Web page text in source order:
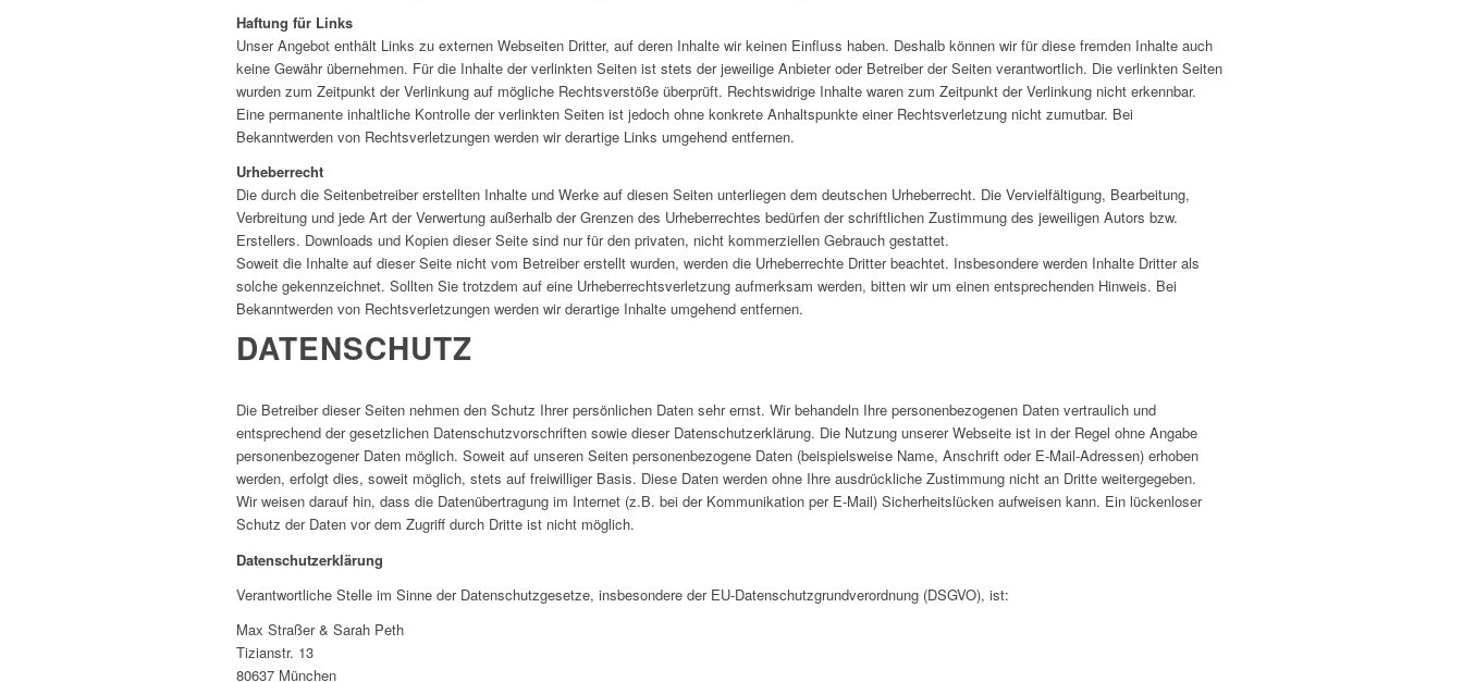
Haftung für Links
Unser Angebot enthält Links zu externen Webseiten Dritter, auf deren Inhalte wir keinen Einfluss haben. Deshalb können wir für diese fremden Inhalte auch
keine Gewähr übernehmen. Für die Inhalte der verlinkten Seiten ist stets der jeweilige Anbieter oder Betreiber der Seiten verantwortlich. Die verlinkten Seiten
wurden zum Zeitpunkt der Verlinkung auf mögliche Rechtsverstöße überprüft. Rechtswidrige Inhalte waren zum Zeitpunkt der Verlinkung nicht erkennbar.
Eine permanente inhaltliche Kontrolle der verlinkten Seiten ist jedoch ohne konkrete Anhaltspunkte einer Rechtsverletzung nicht zumutbar. Bei
Bekanntwerden von Rechtsverletzungen werden wir derartige Links umgehend entfernen.
Urheberrecht
Die durch die Seitenbetreiber erstellten Inhalte und Werke auf diesen Seiten unterliegen dem deutschen Urheberrecht. Die Vervielfältigung, Bearbeitung,
Verbreitung und jede Art der Verwertung außerhalb der Grenzen des Urheberrechtes bedürfen der schriftlichen Zustimmung des jeweiligen Autors bzw.
Erstellers. Downloads und Kopien dieser Seite sind nur für den privaten, nicht kommerziellen Gebrauch gestattet.
Soweit die Inhalte auf dieser Seite nicht vom Betreiber erstellt wurden, werden die Urheberrechte Dritter beachtet. Insbesondere werden Inhalte Dritter als
solche gekennzeichnet. Sollten Sie trotzdem auf eine Urheberrechtsverletzung aufmerksam werden, bitten wir um einen entsprechenden Hinweis. Bei
Bekanntwerden von Rechtsverletzungen werden wir derartige Inhalte umgehend entfernen.
DATENSCHUTZ
Die Betreiber dieser Seiten nehmen den Schutz Ihrer persönlichen Daten sehr ernst. Wir behandeln Ihre personenbezogenen Daten vertraulich und
entsprechend der gesetzlichen Datenschutzvorschriften sowie dieser Datenschutzerklärung. Die Nutzung unserer Webseite ist in der Regel ohne Angabe
personenbezogener Daten möglich. Soweit auf unseren Seiten personenbezogene Daten (beispielsweise Name, Anschrift oder E-Mail-Adressen) erhoben
werden, erfolgt dies, soweit möglich, stets auf freiwilliger Basis. Diese Daten werden ohne Ihre ausdrückliche Zustimmung nicht an Dritte weitergegeben.
Wir weisen darauf hin, dass die Datenübertragung im Internet (z.B. bei der Kommunikation per E-Mail) Sicherheitslücken aufweisen kann. Ein lückenloser
Schutz der Daten vor dem Zugriff durch Dritte ist nicht möglich.
Datenschutzerklärung
Verantwortliche Stelle im Sinne der Datenschutzgesetze, insbesondere der EU-Datenschutzgrundverordnung (DSGVO), ist:
Max Straßer & Sarah Peth
Tizianstr. 13
80637 München